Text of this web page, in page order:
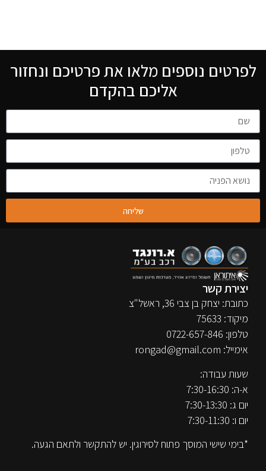
לפרטים נוספים מלאו את פרטיכם ונחזור
אליכם בהקדם
שליחה
יצירת קשר
כתובת: יצחק בן צבי 36, ראשל"צ
מיקוד: 75633
טלפון: 0722-657-846
אימייל: rongad@gmail.com
שעות עבודה:
א-ה: 7:30-16:30
יום ג: 7:30-13:30
יום ו: 7:30-11:30
*בימי שישי המוסך פתוח לסירוגין. יש להתקשר ולתאם הגעה.